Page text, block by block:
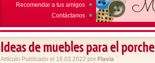
Recomendar a tus amigos
Contáctanos
Ideas de muebles para el porche
Artículo Publicado el 16.03.2022 por Flavia